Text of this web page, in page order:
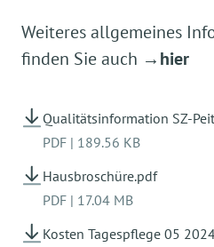
Weiteres allgemeines
finden Sie auch →hier
Qualitätsinformation SZ-
PDF | 189.56 KB
Hausbroschüre.pdf
PDF | 17.04 MB
Kosten Tagespflege 05